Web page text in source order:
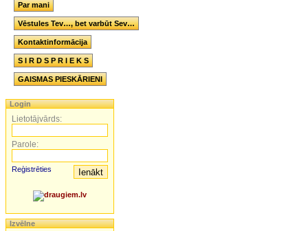
Par mani
Vēstules Tev…, bet varbūt Sev…
Kontaktinformācija
S I R D S P R I E K S
GAISMAS PIESKĀRIENI
Login
Lietotājvārds:
Parole:
Reģistrēties
Izvēlne